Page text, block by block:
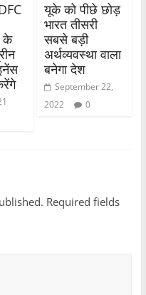
के
यूके को पीछे छोड़
भारत तीसरी
सबसे बड़ी
अर्थव्यवस्था वाला
बनेगा देश
September 22,
2022
0
Required fields